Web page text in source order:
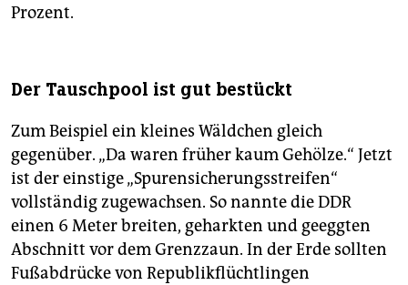
Prozent.
Der Tauschpool ist gut bestückt
Zum Beispiel ein kleines Wäldchen gleich
gegenüber. „Da waren früher kaum Gehölze.“ Jetzt
ist der einstige „Spurensicherungsstreifen“
vollständig zugewachsen. So nannte die DDR
einen 6 Meter breiten, geharkten und geeggten
Abschnitt vor dem Grenzzaun. In der Erde sollten
Fußabdrücke von Republikflüchtlingen